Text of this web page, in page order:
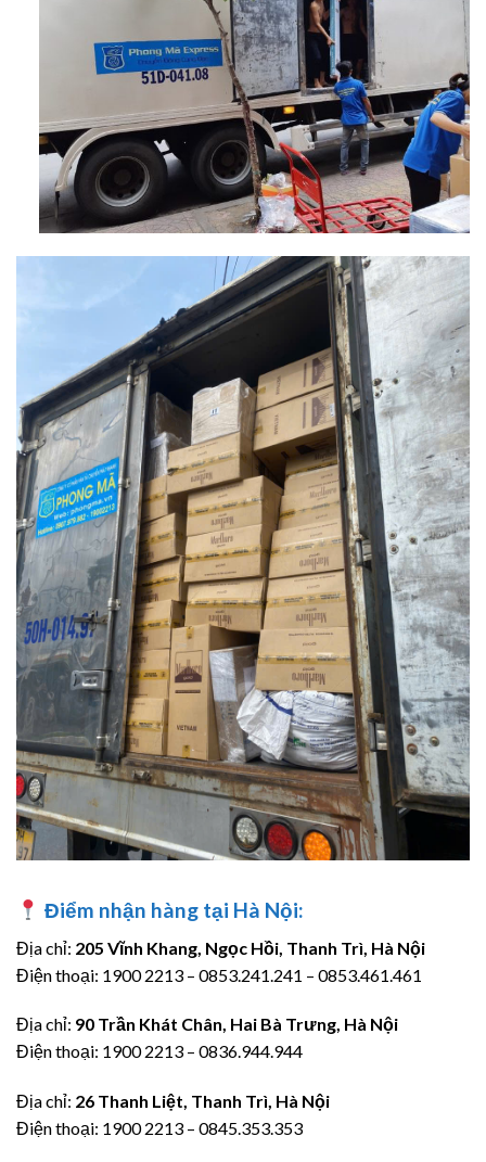
Điểm nhận hàng tại Hà Nội:
Địa chỉ: 205 Vĩnh Khang, Ngọc Hồi, Thanh Trì, Hà Nội
Điện thoại: 1900 2213 – 0853.241.241 – 0853.461.461
Địa chỉ: 90 Trần Khát Chân, Hai Bà Trưng, Hà Nội
Điện thoại: 1900 2213 – 0836.944.944
Địa chỉ: 26 Thanh Liệt, Thanh Trì, Hà Nội
Điện thoại: 1900 2213 – 0845.353.353